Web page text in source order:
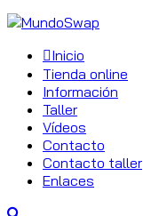
Inicio
Tienda online
Información
Taller
Vídeos
Contacto
Contacto taller
Enlaces